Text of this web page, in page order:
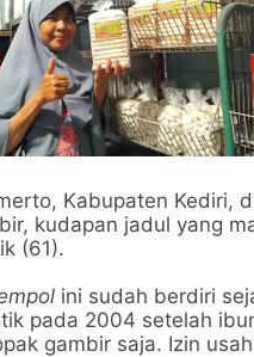
Kabupaten Kediri,
kudapan jadul yang
(61).
ini sudah berdiri
pada 2004 setelah
gambir saja. Izin